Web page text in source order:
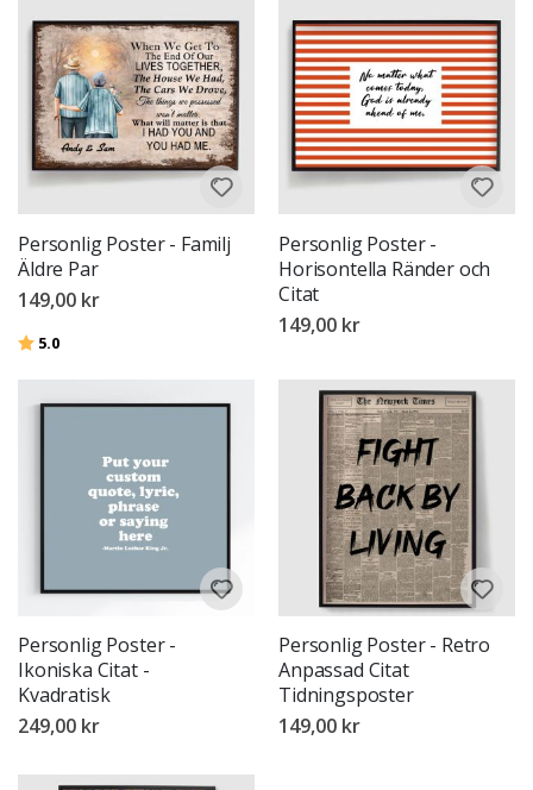
Personlig Poster - Familj
Äldre Par
149,00 kr
Betyg:
5.0
Personlig Poster -
Horisontella Ränder och
Citat
149,00 kr
Personlig Poster -
Ikoniska Citat -
Kvadratisk
249,00 kr
Personlig Poster - Retro
Anpassad Citat
Tidningsposter
149,00 kr